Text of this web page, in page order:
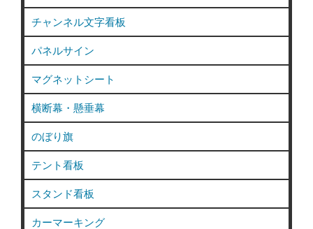
チャンネル文字看板
パネルサイン
マグネットシート
横断幕・懸垂幕
のぼり旗
テント看板
スタンド看板
カーマーキング